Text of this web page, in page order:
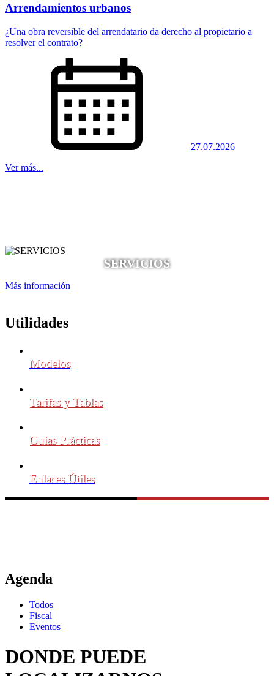
Arrendamientos urbanos
¿Una obra reversible del arrendatario da derecho al propietario a
resolver el contrato?
27.07.2026
Ver más...
SERVICIOS
Más información
Utilidades
Modelos
Tarifas y Tablas
Guías Prácticas
Enlaces Útiles
Agenda
Todos
Fiscal
Eventos
DONDE PUEDE